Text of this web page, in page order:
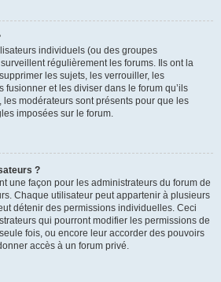
individuels (ou des groupes
régulièrement les forums. Ils ont la
les sujets, les verrouiller, les
fusionner et les diviser dans le forum qu’ils
modérateurs sont présents pour que les
imposées sur le forum.
?
une façon pour les administrateurs du forum de
Chaque utilisateur peut appartenir à plusieurs
détenir des permissions individuelles. Ceci
qui pourront modifier les permissions de
fois, ou encore leur accorder des pouvoirs
accès à un forum privé.